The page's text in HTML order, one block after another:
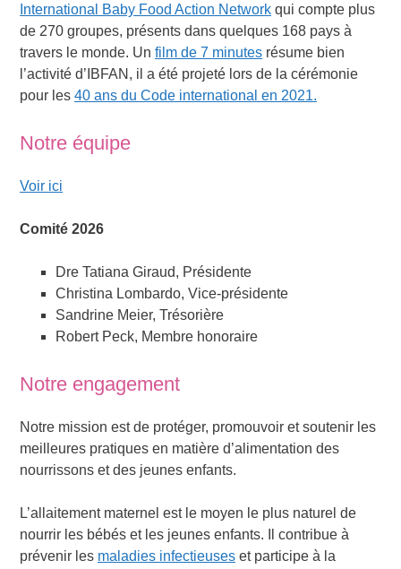
International Baby Food Action Network qui compte plus
de 270 groupes, présents dans quelques 168 pays à
travers le monde. Unfilm de 7 minutes résume bien
l’activité d’IBFAN, il a été projeté lors de la cérémonie
pour les40 ans du Code international en 2021.
Notre équipe
Voir ici
Comité 2026
Dre Tatiana Giraud, Présidente
Christina Lombardo, Vice-présidente
Sandrine Meier, Trésorière
Robert Peck, Membre honoraire
Notre engagement
Notre mission est de protéger, promouvoir et soutenir les
meilleures pratiques en matière d’alimentation des
nourrissons et des jeunes enfants.
L’allaitement maternel est le moyen le plus naturel de
nourrir les bébés et les jeunes enfants. Il contribue à
prévenir les maladies infectieuses et participe à la